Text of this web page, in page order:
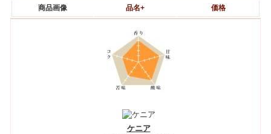
商品画像 品名+ 価格
ケニア